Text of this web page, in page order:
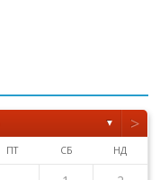
▼ >
ПТ СБ НД